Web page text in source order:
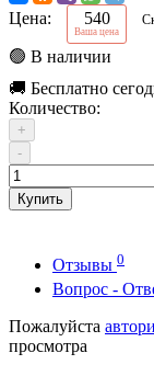
Цена: 540
Ваша цена
🟢 В наличии
🚚 Бесплатно
Количество:
+
-
Купить
Отзывы 0
Вопрос -
Пожалуйста
просмотра